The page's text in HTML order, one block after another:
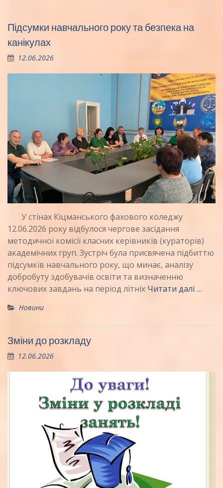
Підсумки навчального року та безпека на
канікулах
12.06.2026
У стінах Кіцманського фахового коледжу
12.06.2026 року відбулося чергове засідання
методичної комісії класних керівників (кураторів)
академічних груп. Зустріч була присвячена підбиттю
підсумків навчального року, що минає, аналізу
добробуту здобувачів освіти та визначенню
ключових завдань на період літніх Читати далі …
Новини
Зміни до розкладу
12.06.2026